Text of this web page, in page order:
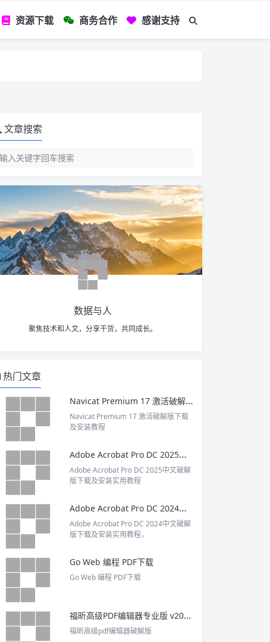
资源下载 商务合作 感谢支持
文章搜索
数据与人
聚焦技术和人文，分享干货，共同成长。
热门文章
Navicat Premium 17 激活破解版下载及安装教程
Navicat Premium 17 激活破解版下载
及安装教程
Adobe Acrobat Pro DC 2025中文破解版下载及安装实用教程
Adobe Acrobat Pro DC 2025中文破解
版下载及安装实用教程
Adobe Acrobat Pro DC 2024中文破解版下载及安装实用教程
Adobe Acrobat Pro DC 2024中文破解
版下载及安装实用教程，
Go Web 编程 PDF下载
Go Web 编程 PDF下载
福昕高级PDF编辑器专业版 v2025 中文激活版
福昕高级pdf编辑器破解版